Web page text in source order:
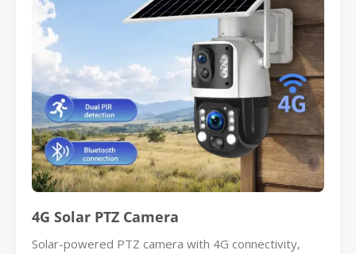
4G Solar PTZ Camera
Solar-powered PTZ camera with 4G connectivity,